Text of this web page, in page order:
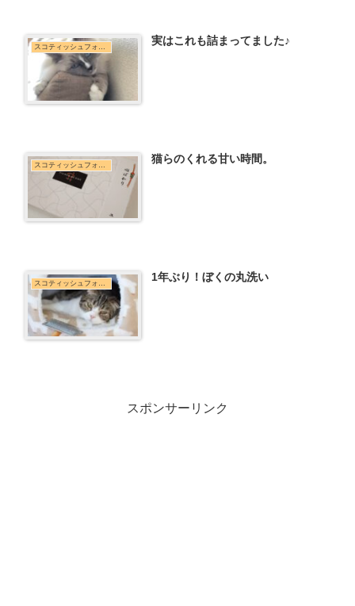
スコティッシュフォールド 実はこれも詰まってました♪
スコティッシュフォールド 猫らのくれる甘い時間。
1年ぶり！ぼくの丸洗い
スポンサーリンク